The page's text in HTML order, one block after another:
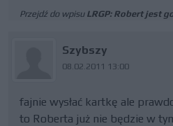
Przejdź do wpisu LRGP: Robert jest
Szybszy
08.02.2011 13:00
fajnie wysłać kartkę ale
to Roberta już nie będzie w